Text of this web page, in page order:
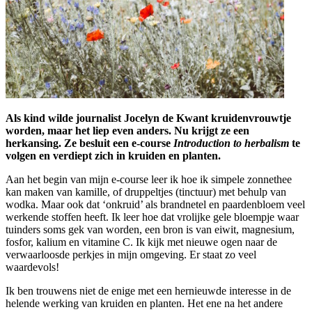
Als kind wilde journalist Jocelyn de Kwant kruidenvrouwtje
worden, maar het liep even anders. Nu krijgt ze een
herkansing. Ze besluit een e-course Introduction to herbalism te
volgen en verdiept zich in kruiden en planten.
Aan het begin van mijn e-course leer ik hoe ik simpele zonnethee
kan maken van kamille, of druppeltjes (tinctuur) met behulp van
wodka. Maar ook dat ‘onkruid’ als brandnetel en paardenbloem veel
werkende stoffen heeft. Ik leer hoe dat vrolijke gele bloempje waar
tuinders soms gek van worden, een bron is van eiwit, magnesium,
fosfor, kalium en vitamine C. Ik kijk met nieuwe ogen naar de
verwaarloosde perkjes in mijn omgeving. Er staat zo veel
waardevols!
Ik ben trouwens niet de enige met een hernieuwde interesse in de
helende werking van kruiden en planten. Het ene na het andere